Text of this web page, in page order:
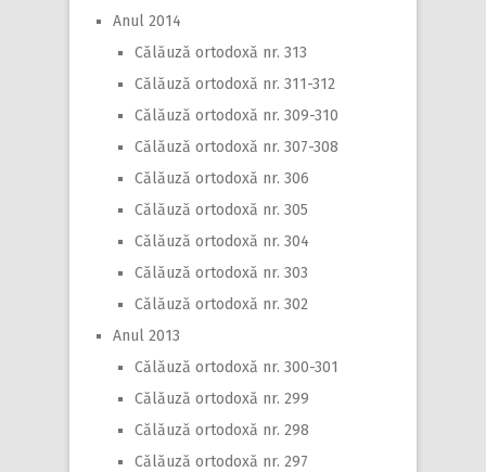
Anul 2014
Călăuză ortodoxă nr. 313
Călăuză ortodoxă nr. 311-312
Călăuză ortodoxă nr. 309-310
Călăuză ortodoxă nr. 307-308
Călăuză ortodoxă nr. 306
Călăuză ortodoxă nr. 305
Călăuză ortodoxă nr. 304
Călăuză ortodoxă nr. 303
Călăuză ortodoxă nr. 302
Anul 2013
Călăuză ortodoxă nr. 300-301
Călăuză ortodoxă nr. 299
Călăuză ortodoxă nr. 298
Călăuză ortodoxă nr. 297